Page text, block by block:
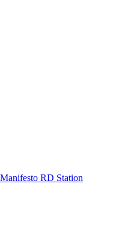
Manifesto RD Station